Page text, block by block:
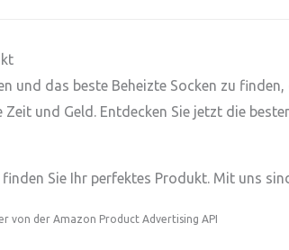
und das beste Beheizte Socken zu
und Geld. Entdecken Sie jetzt die
Sie Ihr perfektes Produkt. Mit uns
von der Amazon Product Advertising API